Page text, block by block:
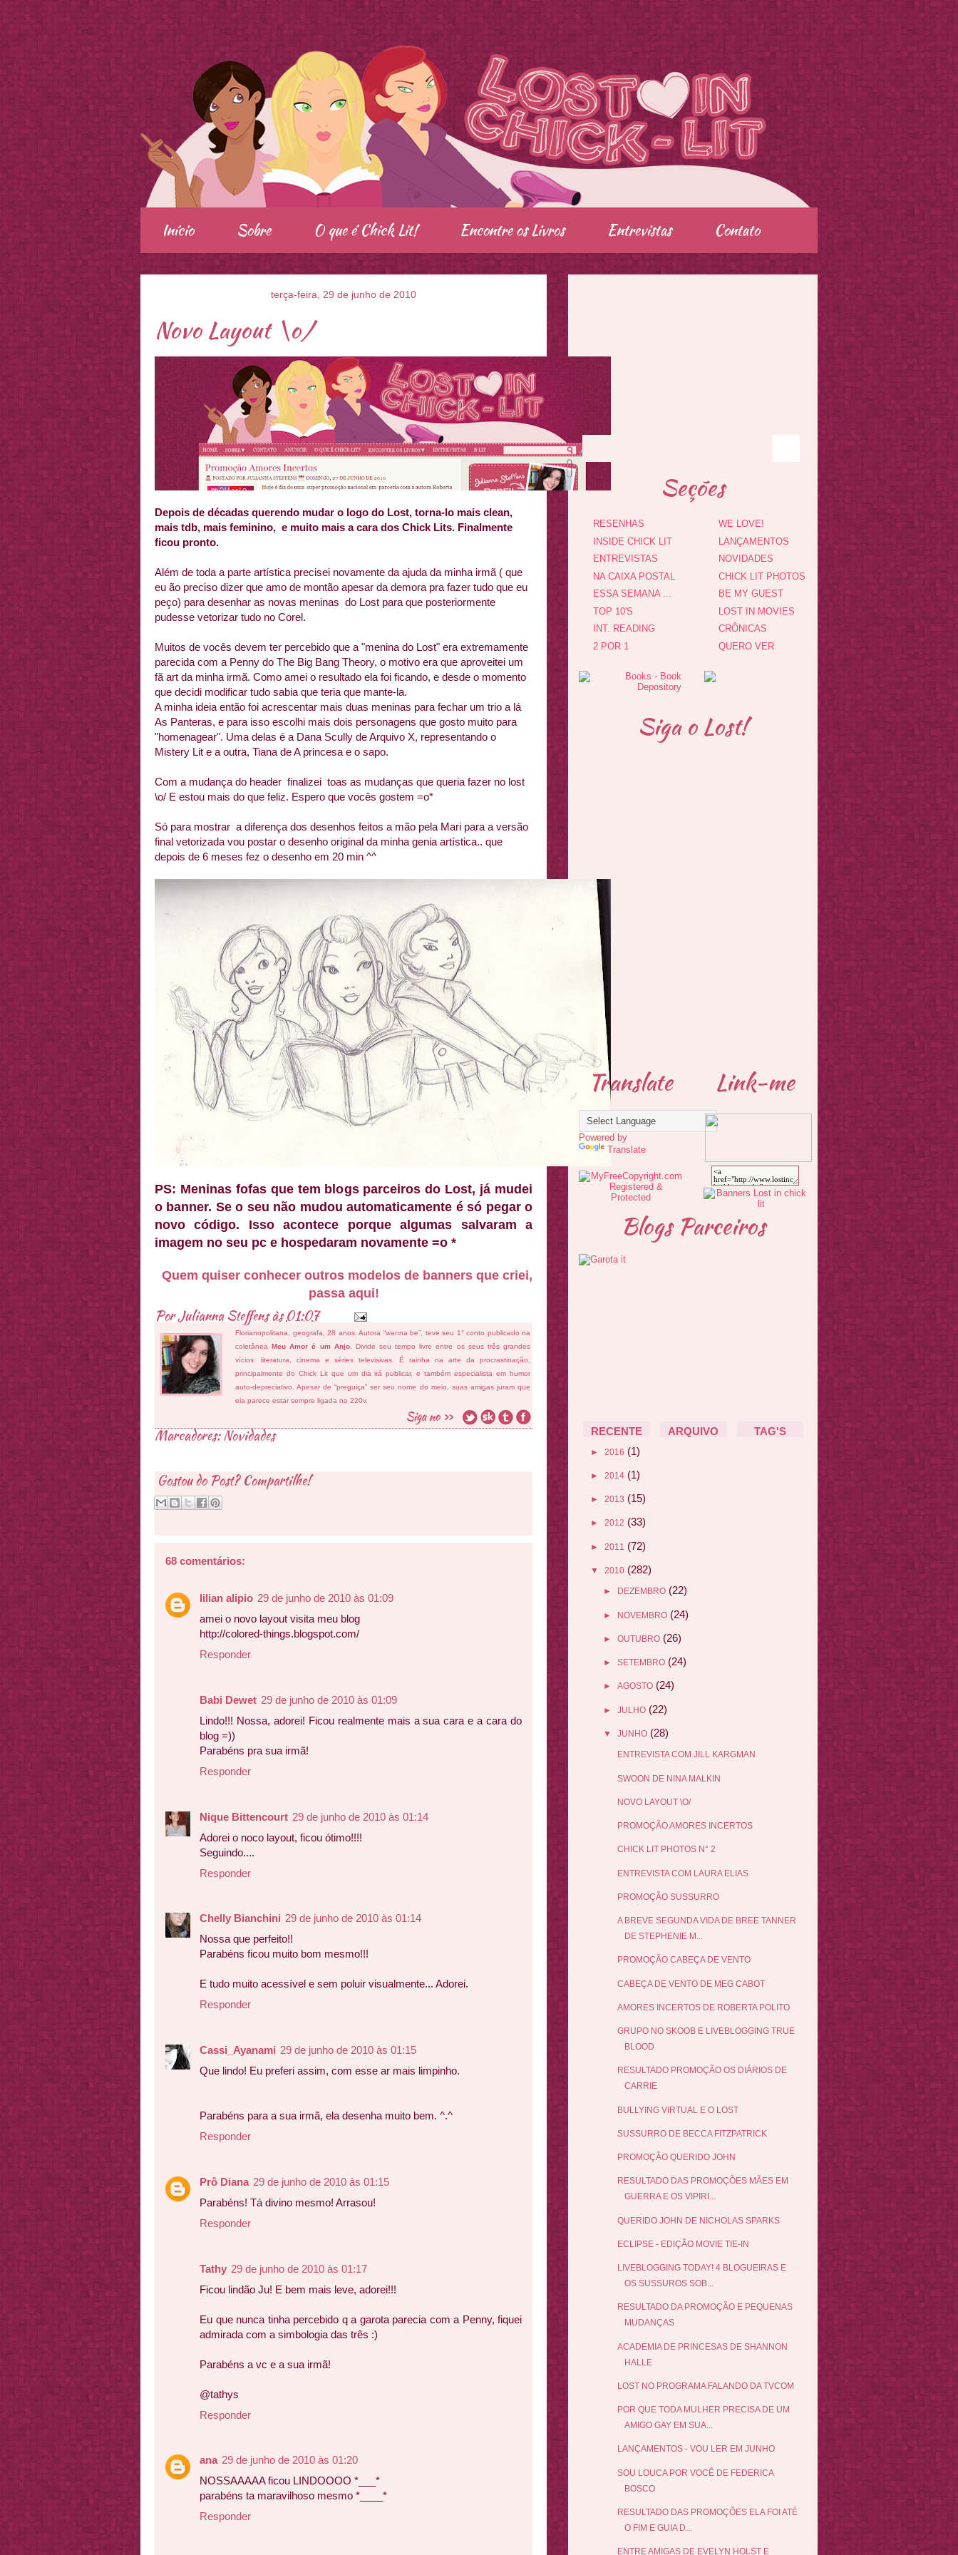
.
Início Sobre O que é Chick Lit! Encontre os Livros Entrevistas Contato
terça-feira, 29 de junho de 2010
Novo Layout \o/
Depois de décadas querendo mudar o logo do Lost, torna-lo mais clean,
mais tdb, mais feminino, e muito mais a cara dos Chick Lits. Finalmente
ficou pronto.
Além de toda a parte artística precisei novamente da ajuda da minha irmã ( que
eu ão preciso dizer que amo de montão apesar da demora pra fazer tudo que eu
peço) para desenhar as novas meninas do Lost para que posteriormente
pudesse vetorizar tudo no Corel.
Muitos de vocês devem ter percebido que a "menina do Lost" era extremamente
parecida com a Penny do The Big Bang Theory, o motivo era que aproveitei um
fã art da minha irmã. Como amei o resultado ela foi ficando, e desde o momento
que decidi modificar tudo sabia que teria que mante-la.
A minha ideia então foi acrescentar mais duas meninas para fechar um trio a lá
As Panteras, e para isso escolhi mais dois personagens que gosto muito para
"homenagear". Uma delas é a Dana Scully de Arquivo X, representando o
Mistery Lit e a outra, Tiana de A princesa e o sapo.
Com a mudança do header finalizei toas as mudanças que queria fazer no lost
\o/ E estou mais do que feliz. Espero que vocês gostem =o*
Só para mostrar a diferença dos desenhos feitos a mão pela Mari para a versão
final vetorizada vou postar o desenho original da minha genia artística.. que
depois de 6 meses fez o desenho em 20 min ^^
PS: Meninas fofas que tem blogs parceiros do Lost, já mudei
o banner. Se o seu não mudou automaticamente é só pegar o
novo código. Isso acontece porque algumas salvaram a
imagem no seu pc e hospedaram novamente =o *
Quem quiser conhecer outros modelos de banners que criei,
passa aqui!
PorJulianna Steffensàs01:07
Florianopolitana, geografa, 28 anos. Autora “wanna be”, teve seu 1° conto publicado na
coletâneaMeu Amor é um Anjo. Divide seu tempo livre entre os seus três grandes
vícios: literatura, cinema e séries televisivas. É rainha na arte da procrastinação,
principalmente do Chick Lit que um dia irá publicar, e também especialista em humor
auto-depreciativo. Apesar de “preguiça” ser seu nome do meio, suas amigas juram que
ela parece estar sempre ligada no 220v.
Marcadores:Novidades
Gostou do Post? Compartilhe!
68 comentários:
lilian alipio 29 de junho de 2010 às 01:09
amei o novo layout visita meu blog
http://colored-things.blogspot.com/
Responder
Babi Dewet 29 de junho de 2010 às 01:09
Lindo!!! Nossa, adorei! Ficou realmente mais a sua cara e a cara do
blog =))
Parabéns pra sua irmã!
Responder
Nique Bittencourt 29 de junho de 2010 às 01:14
Adorei o noco layout, ficou ótimo!!!!
Seguindo....
Responder
Chelly Bianchini 29 de junho de 2010 às 01:14
Nossa que perfeito!!
Parabéns ficou muito bom mesmo!!!
E tudo muito acessível e sem poluir visualmente... Adorei.
Responder
Cassi_Ayanami 29 de junho de 2010 às 01:15
Que lindo! Eu preferi assim, com esse ar mais limpinho.
Parabéns para a sua irmã, ela desenha muito bem. ^.^
Responder
Prô Diana 29 de junho de 2010 às 01:15
Parabéns! Tá divino mesmo! Arrasou!
Responder
Tathy 29 de junho de 2010 às 01:17
Ficou lindão Ju! E bem mais leve, adorei!!!
Eu que nunca tinha percebido q a garota parecia com a Penny, fiquei
admirada com a simbologia das três :)
Parabéns a vc e a sua irmã!
@tathys
Responder
ana 29 de junho de 2010 às 01:20
NOSSAAAAA ficou LINDOOOO *___*
parabéns ta maravilhoso mesmo *____*
Responder
Seções
RESENHAS
INSIDE CHICK LIT
ENTREVISTAS
NA CAIXA POSTAL
ESSA SEMANA ...
TOP 10'S
INT. READING
2 POR 1
WE LOVE!
LANÇAMENTOS
NOVIDADES
CHICK LIT PHOTOS
BE MY GUEST
LOST IN MOVIES
CRÔNICAS
QUERO VER
Siga o Lost!
Translate
Powered by
Translate
Link-me
Blogs Parceiros
RECENTE ARQUIVO TAG'S
► 2016 (1)
► 2014 (1)
► 2013 (15)
► 2012 (33)
► 2011 (72)
▼ 2010 (282)
► DEZEMBRO (22)
► NOVEMBRO (24)
► OUTUBRO (26)
► SETEMBRO (24)
► AGOSTO (24)
► JULHO (22)
▼ JUNHO (28)
ENTREVISTA COM JILL KARGMAN
SWOON DE NINA MALKIN
NOVO LAYOUT \O/
PROMOÇÃO AMORES INCERTOS
CHICK LIT PHOTOS N° 2
ENTREVISTA COM LAURA ELIAS
PROMOÇÃO SUSSURRO
A BREVE SEGUNDA VIDA DE BREE TANNER
DE STEPHENIE M...
PROMOÇÃO CABEÇA DE VENTO
CABEÇA DE VENTO DE MEG CABOT
AMORES INCERTOS DE ROBERTA POLITO
GRUPO NO SKOOB E LIVEBLOGGING TRUE
BLOOD
RESULTADO PROMOÇÃO OS DIÁRIOS DE
CARRIE
BULLYING VIRTUAL E O LOST
SUSSURRO DE BECCA FITZPATRICK
PROMOÇÃO QUERIDO JOHN
RESULTADO DAS PROMOÇÕES MÃES EM
GUERRA E OS VIPIRI...
QUERIDO JOHN DE NICHOLAS SPARKS
ECLIPSE - EDIÇÃO MOVIE TIE-IN
LIVEBLOGGING TODAY! 4 BLOGUEIRAS E
OS SUSSUROS SOB...
RESULTADO DA PROMOÇÃO E PEQUENAS
MUDANÇAS
ACADEMIA DE PRINCESAS DE SHANNON
HALLE
LOST NO PROGRAMA FALANDO DA TVCOM
POR QUE TODA MULHER PRECISA DE UM
AMIGO GAY EM SUA...
LANÇAMENTOS - VOU LER EM JUNHO
SOU LOUCA POR VOCÊ DE FEDERICA
BOSCO
RESULTADO DAS PROMOÇÕES ELA FOI ATÉ
O FIM E GUIA D...
ENTRE AMIGAS DE EVELYN HOLST E